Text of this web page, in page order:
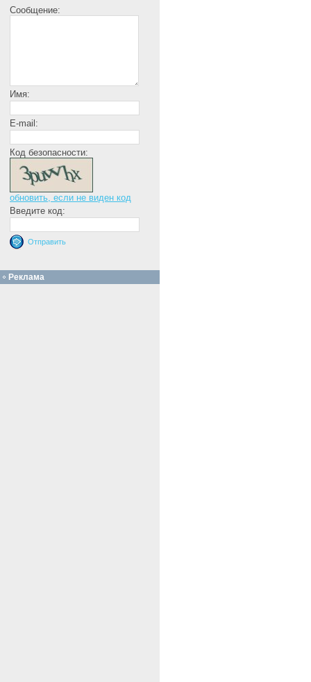
Сообщение:
Имя:
E-mail:
Код безопасности:
обновить, если не виден код
Введите код:
Реклама